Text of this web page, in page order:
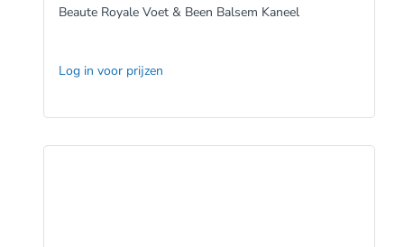
Beaute Royale Voet & Been Balsem Kaneel
Log in voor prijzen